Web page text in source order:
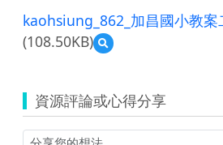
kaohsiung_862_加昌國小教
(108.50KB)
預
覽
昌
國
小
資源評論或心得分享